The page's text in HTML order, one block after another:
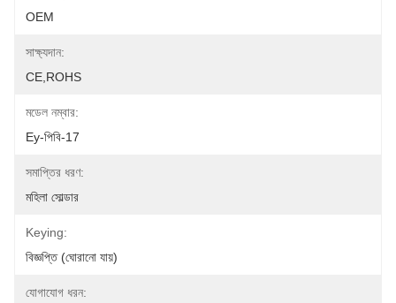
OEM
সাক্ষ্যদান:
CE,ROHS
মডেল নম্বার:
Ey-পিবি-17
সমাপ্তির ধরণ:
মহিলা সোল্ডার
Keying:
বিজ্ঞপ্তি (ঘোরানো যায়)
যোগাযোগ ধরন: